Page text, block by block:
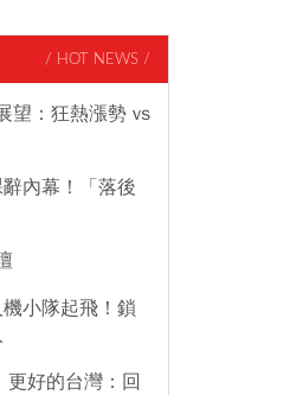
/ HOT NEWS /
望：狂熱漲勢 vs
內幕！「落後
小隊起飛！鎖
好的台灣：回